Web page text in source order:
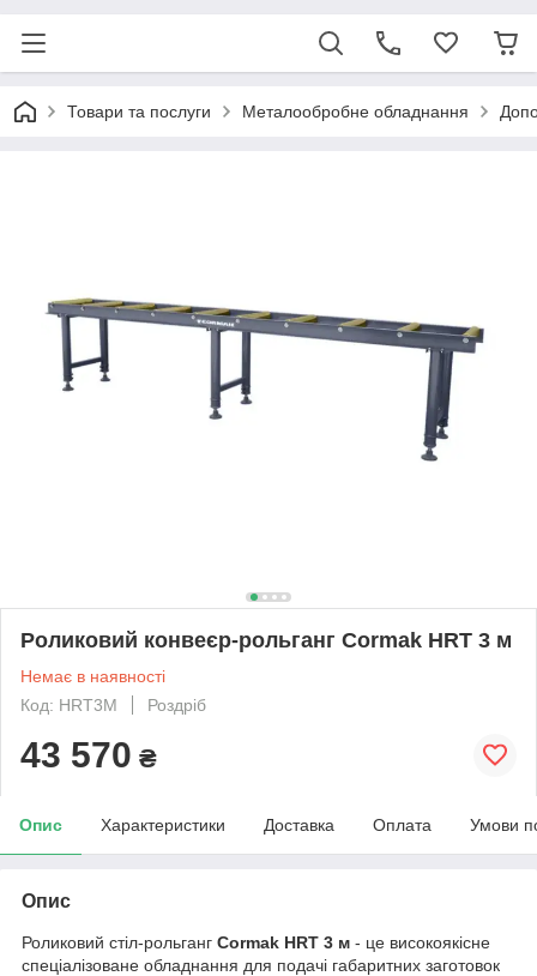
Товари та послуги Металообробне обладнання
Роликовий конвеєр-рольганг Cormak HRT 3 м
Немає в наявності
Код: HRT3M
Роздріб
43 570 ₴
Опис Характеристики Доставка Оплата Умови
Опис
Роликовий стіл-рольганг Cormak HRT 3 м - це високоякісне
спеціалізоване обладнання для подачі габаритних заготовок